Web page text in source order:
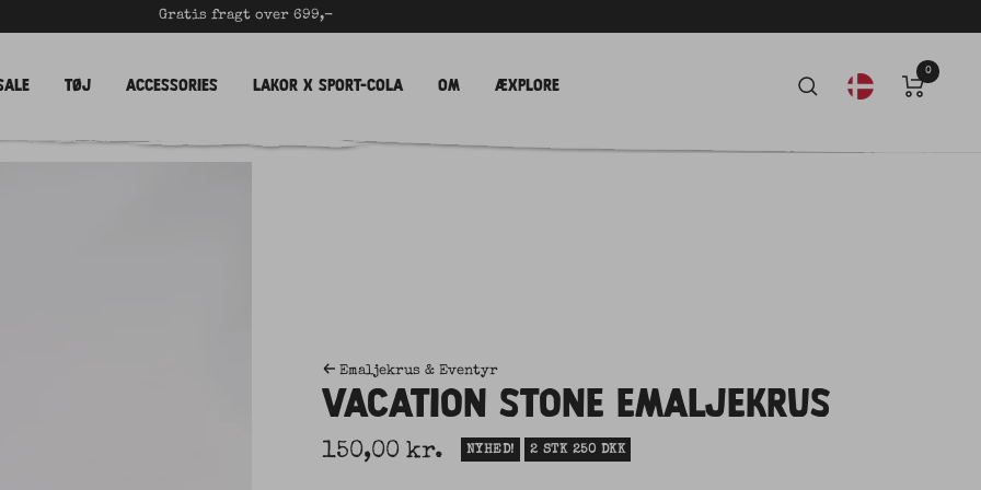
Gratis fragt over 699,-
Tøj Accessories LAKOR x Sport-Cola Om Æxplore
0
Emaljekrus & Eventyr
VACATION STONE EMALJEKRUS
Udsalgspris
150,00 kr. NYHED! 2 STK 250 DKK